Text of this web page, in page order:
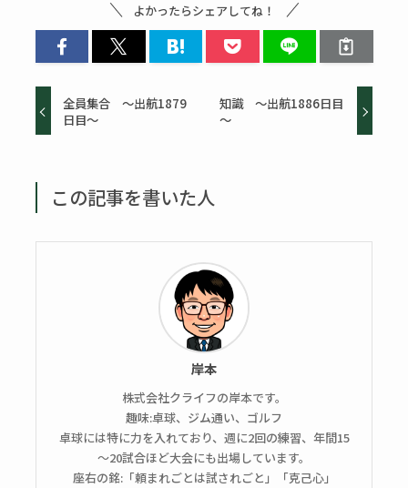
よかったらシェアしてね！
全員集合 ～出航1879
日目～
知識 ～出航1886日目
～
この記事を書いた人
岸本
株式会社クライフの岸本です。
趣味:卓球、ジム通い、ゴルフ
卓球には特に力を入れており、週に2回の練習、年間15
～20試合ほど大会にも出場しています。
座右の銘:「頼まれごとは試されごと」「克己心」